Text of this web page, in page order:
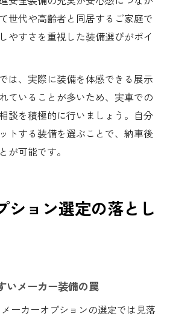
世代や高齢者と同居するご家庭で
やすさを重視した装備選びがポイ
は、実際に装備を体感できる展示
ていることが多いため、実車での
談を積極的に行いましょう。自分
トする装備を選ぶことで、納車後
が可能です。
ション選定の落とし
いメーカー装備の罠
ーカーオプションの選定では見落